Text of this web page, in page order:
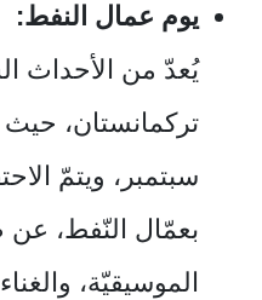
يوم عمال النفط:
يُعدّ من الأحداث
تركمانستان، حيث
سبتمبر، ويتمّ
بعمّال النّفط،
الموسيقيّة،